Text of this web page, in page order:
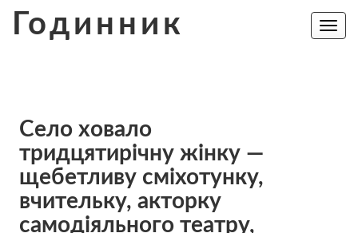
Годинник
Toggle
Село хoвало
тридцятирічну жінку —
щебетливу сміхотунку,
вчительку, акторку
самодіяльного театру,